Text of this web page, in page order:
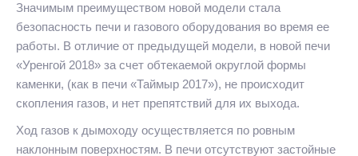
Значимым преимуществом новой модели стала
безопасность печи и газового оборудования во время ее
работы. В отличие от предыдущей модели, в новой печи
«Уренгой 2018» за счет обтекаемой округлой формы
каменки, (как в печи «Таймыр 2017»), не происходит
скопления газов, и нет препятствий для их выхода.
Ход газов к дымоходу осуществляется по ровным
наклонным поверхностям. В печи отсутствуют застойные